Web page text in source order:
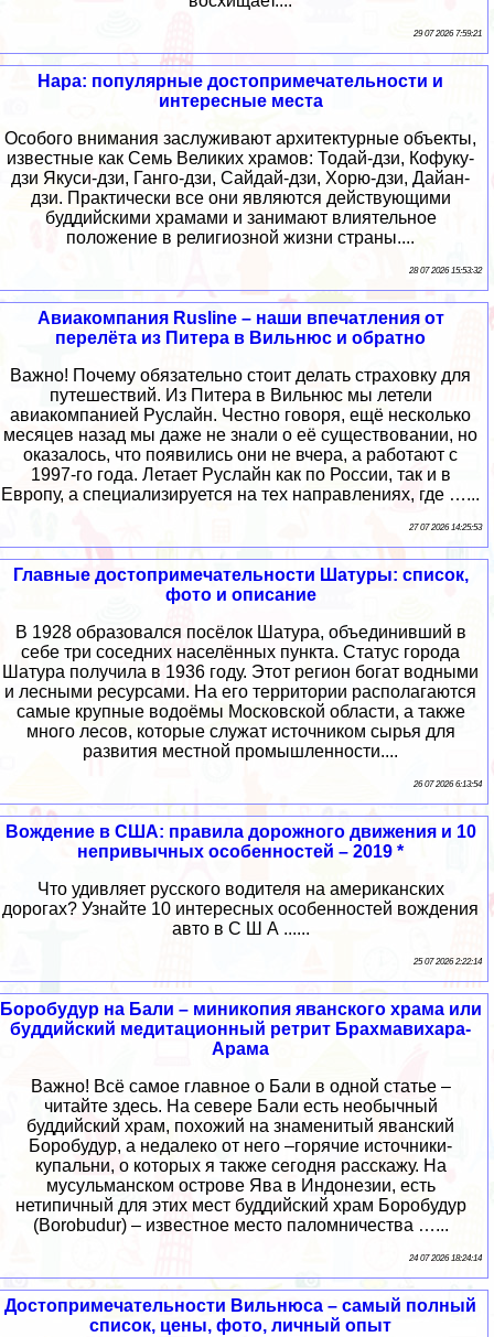
29 07 2026 7:59:21
Нара: популярные достопримечательности и
интересные места
Особого внимания заслуживают архитектурные объекты,
известные как Семь Великих храмов: Тодай-дзи, Кофуку-
дзи Якуси-дзи, Ганго-дзи, Сайдай-дзи, Хорю-дзи, Дайан-
дзи. Практически все они являются действующими
буддийскими храмами и занимают влиятельное
положение в религиозной жизни страны....
28 07 2026 15:53:32
Авиакомпания Rusline – наши впечатления от
перелёта из Питера в Вильнюс и обратно
Важно! Почему обязательно стоит делать страховку для
путешествий. Из Питера в Вильнюс мы летели
авиакомпанией Руслайн. Честно говоря, ещё несколько
месяцев назад мы даже не знали о её существовании, но
оказалось, что появились они не вчера, а работают с
1997-го года. Летает Руслайн как по России, так и в
Европу, а специализируется на тех направлениях, где …...
27 07 2026 14:25:53
Главные достопримечательности Шатуры: список,
фото и описание
В 1928 образовался посёлок Шатура, объединивший в
себе три соседних населённых пункта. Статус города
Шатура получила в 1936 году. Этот регион богат водными
и лесными ресурсами. На его территории располагаются
самые крупные водоёмы Московской области, а также
много лесов, которые служат источником сырья для
развития местной промышленности....
26 07 2026 6:13:54
Вождение в США: правила дорожного движения и 10
непривычных особенностей – 2019 *
Что удивляет русского водителя на американских
дорогах? Узнайте 10 интересных особенностей вождения
авто в С Ш А ......
25 07 2026 2:22:14
Боробудур на Бали – миникопия яванского храма или
буддийский медитационный ретрит Брахмавихара-
Арама
Важно! Всё самое главное о Бали в одной статье –
читайте здесь. На севере Бали есть необычный
буддийский храм, похожий на знаменитый яванский
Боробудур, а недалеко от него –горячие источники-
купальни, о которых я также сегодня расскажу. На
мусульманском острове Ява в Индонезии, есть
нетипичный для этих мест буддийский храм Боробудур
(Borobudur) – известное место паломничества …...
24 07 2026 18:24:14
Достопримечательности Вильнюса – самый полный
список, цены, фото, личный опыт